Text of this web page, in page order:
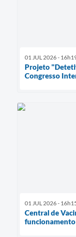
01 JUL 2026 -
Projeto
Congresso
01 JUL 2026 -
Central de